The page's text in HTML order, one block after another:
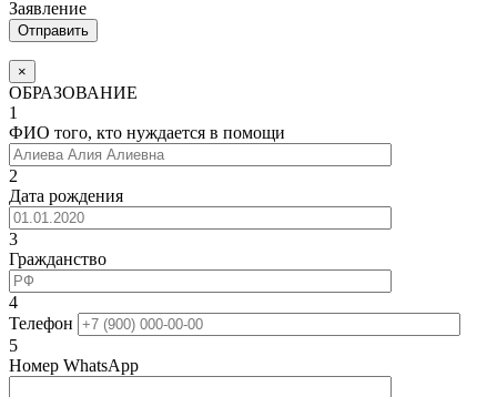
Заявление
×
ОБРАЗОВАНИЕ
1
ФИО того, кто нуждается в помощи
2
Дата рождения
3
Гражданство
4
Телефон
5
Номер WhatsApp